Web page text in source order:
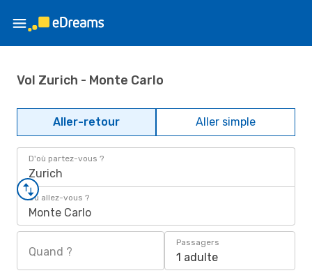
Vol Zurich - Monte Carlo
Aller-retour Aller simple
D'où partez-vous ?
Zurich
Où allez-vous ?
Monte Carlo
Quand ?
Passagers
1 adulte